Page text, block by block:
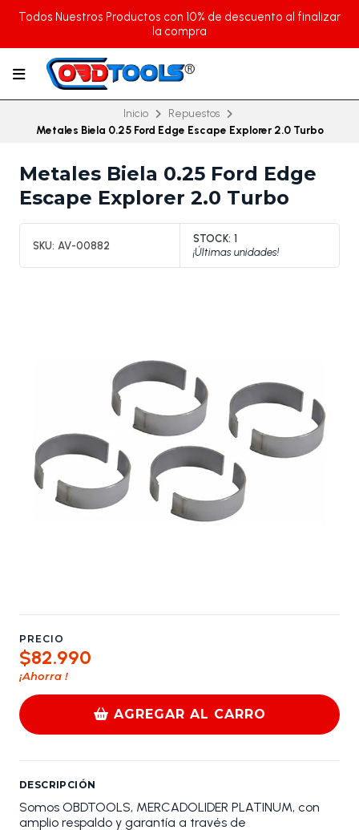
Todos Nuestros Productos con 10% de descuento al finalizar
la compra
Inicio
Repuestos
Metales Biela 0.25 Ford Edge Escape Explorer 2.0 Turbo
Metales Biela 0.25 Ford Edge
Escape Explorer 2.0 Turbo
SKU: AV-00882
STOCK: 1
¡Últimas unidades!
PRECIO
$82.990
¡Ahorra !
AGREGAR AL CARRO
DESCRIPCIÓN
Somos OBDTOOLS, MERCADOLIDER PLATINUM, con
amplio respaldo y garantía a través de